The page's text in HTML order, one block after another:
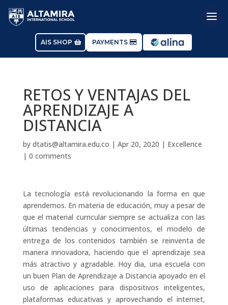
AIS SHOP PAYMENTS
RETOS Y VENTAJAS DEL
APRENDIZAJE A
DISTANCIA
by dtatis@altamira.edu.co | Apr 20, 2020 | Excellence
| 0 comments
La tecnología está revolucionando la forma en que
aprendemos. En materia de educación, muy a pesar de
que el material curricular siempre se actualiza con las
últimas tendencias y conocimientos, el modelo de
entrega de los contenidos también se reinventa de
manera innovadora, haciendo que el aprendizaje sea
más atractivo y agradable. Hoy dia, una escuela con
un buen Plan de Aprendizaje a Distancia apoyado en el
uso de aplicaciones para dispositivos inteligentes,
plataformas educativas y aprovechando el internet,